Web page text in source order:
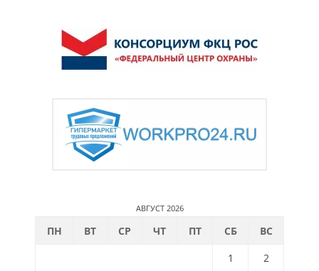
АВГУСТ 2026
ПН ВТ СР ЧТ ПТ СБ
ВС
1
2